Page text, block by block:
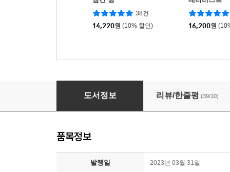
38건
14,220원 (10% 할인) 16,200원
경찰 살해자
도서정보 리뷰/한줄평 (39/10)
품목정보
발행일 2023년 03월 31일